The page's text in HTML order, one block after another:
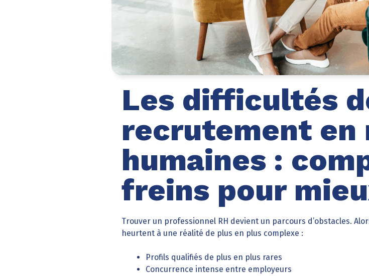
Les difficultés
recrutement en
humaines :
freins pour
Trouver un professionnel RH devient un parcours d’obstacles.
heurtent à une réalité de plus en plus complexe :
Profils qualifiés de plus en plus rares
Concurrence intense entre employeurs